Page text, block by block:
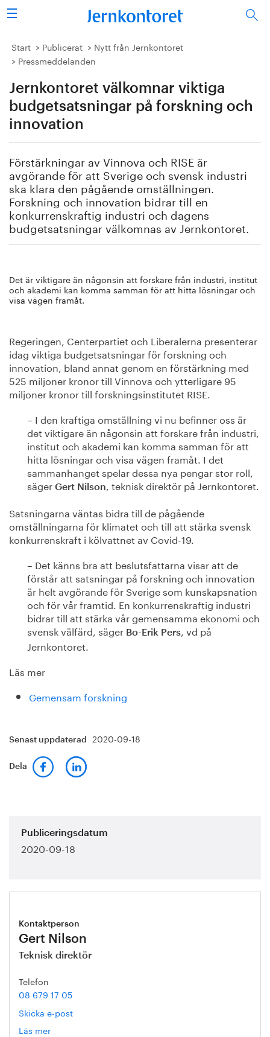
Sök
Stålindustrin
Forskning/utbildning
Vi tycker
Publicerat
Bildbank
Start Publicerat
Nytt från Jernkontoret
Pressmeddelanden
Jernkontoret välkomnar viktiga
budgetsatsningar på forskning och
innovation
Förstärkningar av Vinnova och RISE är
avgörande för att Sverige och svensk industri
ska klara den pågående omställningen.
Forskning och innovation bidrar till en
konkurrenskraftig industri och dagens
budgetsatsningar välkomnas av Jernkontoret.
Det är viktigare än någonsin att forskare från industri, institut
och akademi kan komma samman för att hitta lösningar och
visa vägen framåt.
Regeringen, Centerpartiet och Liberalerna presenterar
idag viktiga budgetsatsningar för forskning och
innovation, bland annat genom en förstärkning med
525 miljoner kronor till Vinnova och ytterligare 95
miljoner kronor till forskningsinstitutet RISE.
– I den kraftiga omställning vi nu befinner oss är
det viktigare än någonsin att forskare från industri,
institut och akademi kan komma samman för att
hitta lösningar och visa vägen framåt. I det
sammanhanget spelar dessa nya pengar stor roll,
säger Gert Nilson, teknisk direktör på Jernkontoret.
Satsningarna väntas bidra till de pågående
omställningarna för klimatet och till att stärka svensk
konkurrenskraft i kölvattnet av Covid-19.
– Det känns bra att beslutsfattarna visar att de
förstår att satsningar på forskning och innovation
är helt avgörande för Sverige som kunskapsnation
och för vår framtid. En konkurrenskraftig industri
bidrar till att stärka vår gemensamma ekonomi och
svensk välfärd, säger Bo-Erik Pers, vd på
Jernkontoret.
Läs mer
Gemensam forskning
Senast uppdaterad 2020-09-18
Dela
Publiceringsdatum
2020-09-18
Kontaktperson
Gert Nilson
Teknisk direktör
Telefon
08 679 17 05
Skicka e-post
Läs mer